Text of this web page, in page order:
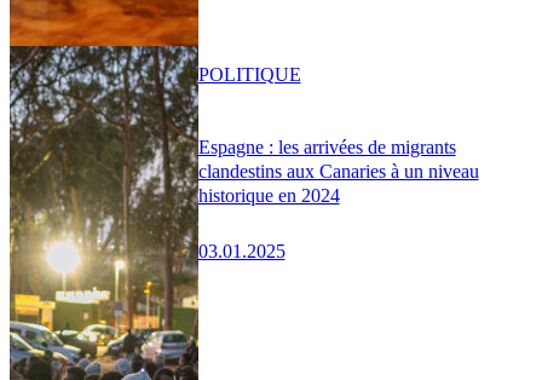
Espagne : les arrivées de migrants
clandestins aux Canaries à un niveau
historique en 2024
03.01.2025
POLITIQUE